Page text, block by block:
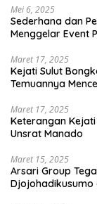
Mei 6, 2025
Sederhana dan
Menggelar Event
Maret 17, 2025
Kejati Sulut
Temuannya
Maret 17, 2025
Keterangan
Unsrat Manado
Maret 15, 2025
Arsari Group
Djojohadikusumo